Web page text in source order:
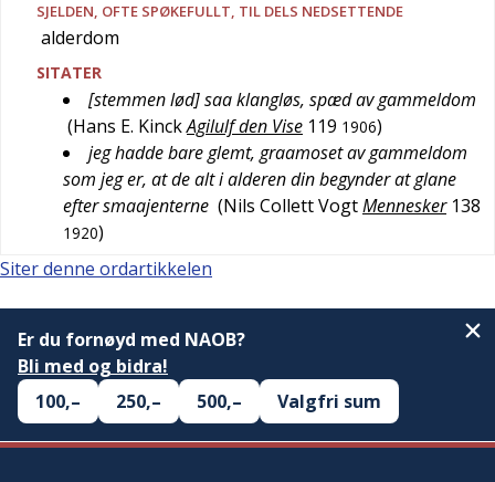
SJELDEN, OFTE SPØKEFULLT, TIL DELS NEDSETTENDE
alderdom
SITATER
[stemmen lød] saa klangløs, spæd av gammeldom
(Hans E. KinckAgilulf den Vise 119 1906)
jeg hadde bare glemt, graamoset av gammeldom
som jeg er, at de alt i alderen din begynder at glane
efter smaajenterne (Nils Collett VogtMennesker 138
1920)
Siter denne ordartikkelen
Er du fornøyd med NAOB?
Bli med og bidra!
100,–
250,– 500,– Valgfri sum